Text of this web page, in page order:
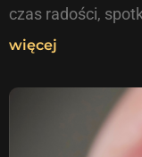
czas radości,
więcej